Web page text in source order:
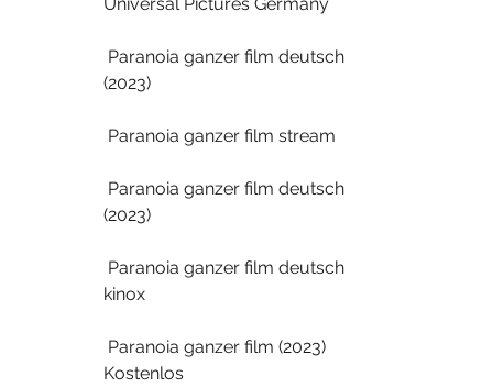
(2023)
Paranoia ganzer film stream
(2023)
kinox
Kostenlos